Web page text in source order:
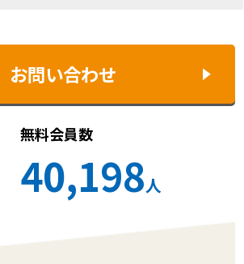
お問い合わせ
無料会員数
40,198人